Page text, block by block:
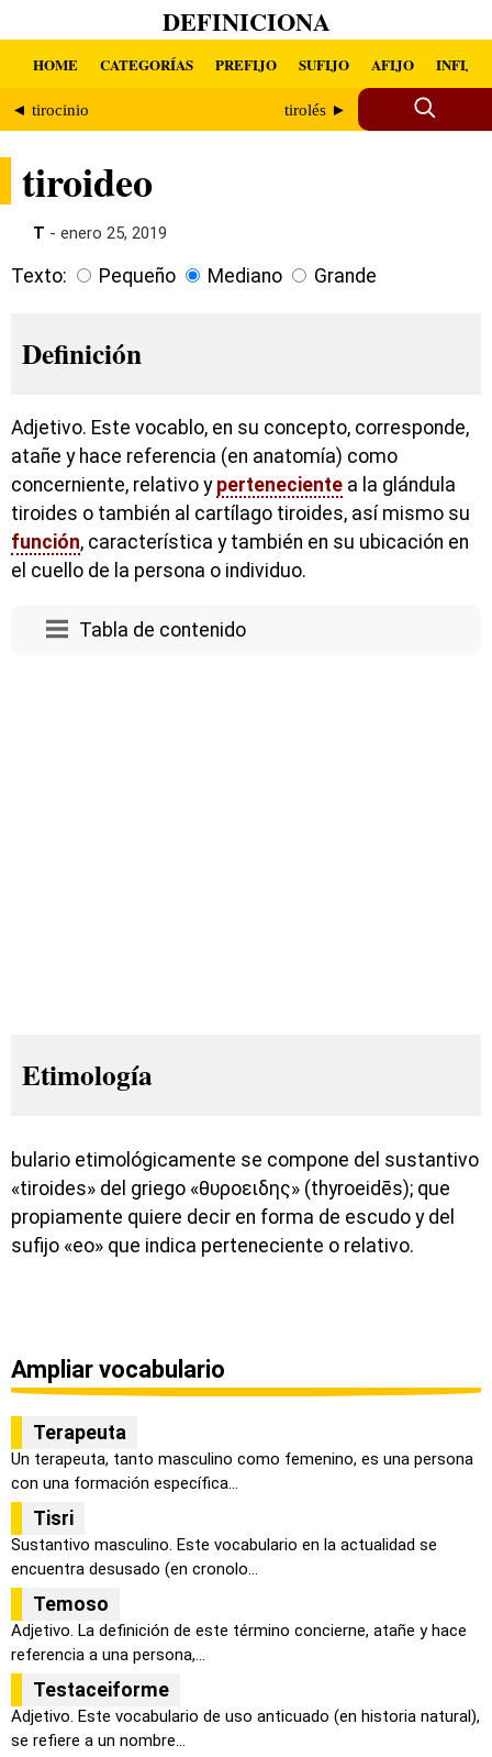
DEFINICIONA
HOME CATEGORÍAS PREFIJO SUFIJO AFIJO INFIJO
◄ tirocinio tirolés ►
tiroideo
T - enero 25, 2019
Texto: Pequeño Mediano Grande
Definición
Adjetivo. Este vocablo, en su concepto, corresponde,
atañe y hace referencia (en anatomía) como
concerniente, relativo y perteneciente a la glándula
tiroides o también al cartílago tiroides, así mismo su
función, característica y también en su ubicación en
el cuello de la persona o individuo.
Tabla de contenido
Etimología
bulario etimológicamente se compone del sustantivo
«tiroides» del griego «θυροειδης» (thyroeidēs); que
propiamente quiere decir en forma de escudo y del
sufijo «eo» que indica perteneciente o relativo.
Ampliar vocabulario
Terapeuta
Un terapeuta, tanto masculino como femenino, es una persona
con una formación específica...
Tisri
Sustantivo masculino. Este vocabulario en la actualidad se
encuentra desusado (en cronolo...
Temoso
Adjetivo. La definición de este término concierne, atañe y hace
referencia a una persona,...
Testaceiforme
Adjetivo. Este vocabulario de uso anticuado (en historia natural),
se refiere a un nombre...